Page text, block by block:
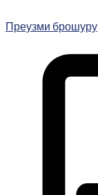
Преузми брошуру